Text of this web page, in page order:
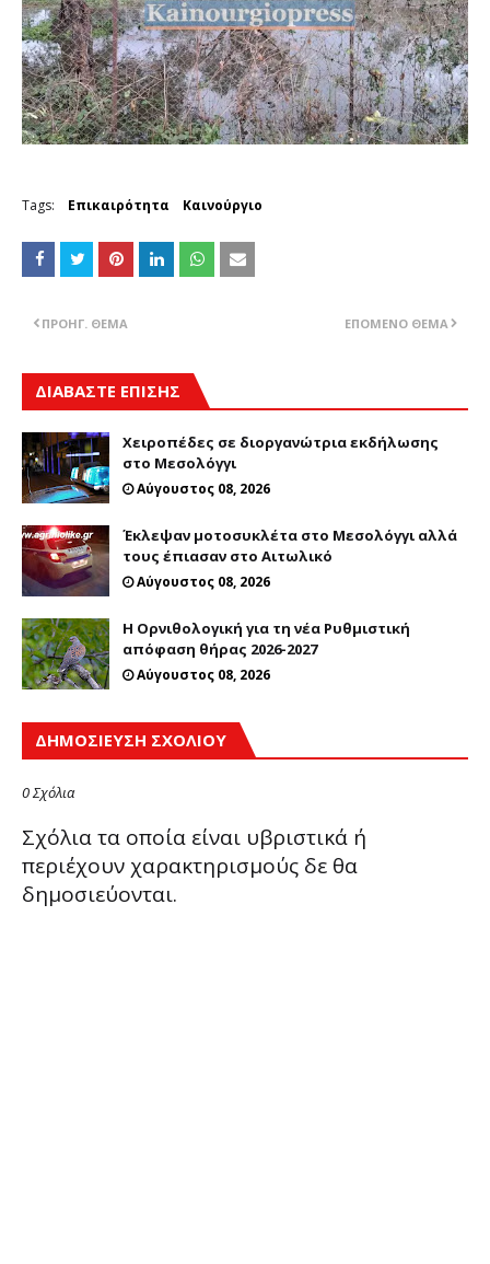
Tags: Επικαιρότητα Καινούργιο
ΕΠΌΜΕΝΟ ΘΈΜΑ
ΠΡΟΗΓ. ΘΈΜΑ
ΔΙΑΒΑΣΤΕ ΕΠΙΣΗΣ
Χειροπέδες σε διοργανώτρια εκδήλωσης
στο Μεσολόγγι
Αύγουστος 08, 2026
Έκλεψαν μοτοσυκλέτα στο Μεσολόγγι αλλά
τους έπιασαν στο Αιτωλικό
Αύγουστος 08, 2026
Η Ορνιθολογική για τη νέα Ρυθμιστική
απόφαση θήρας 2026-2027
Αύγουστος 08, 2026
ΔΗΜΟΣΊΕΥΣΗ ΣΧΟΛΊΟΥ
0 Σχόλια
Σχόλια τα οποία είναι υβριστικά ή
περιέχουν χαρακτηρισμούς δε θα
δημοσιεύονται.